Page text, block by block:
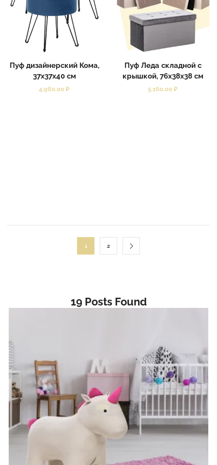
Пуф дизайнерский Кома,
37x37x40 см
4.960,00 ₽
Пуф Леда складной с
крышкой, 76x38x38 см
5.160,00 ₽
1 2
19 Posts Found